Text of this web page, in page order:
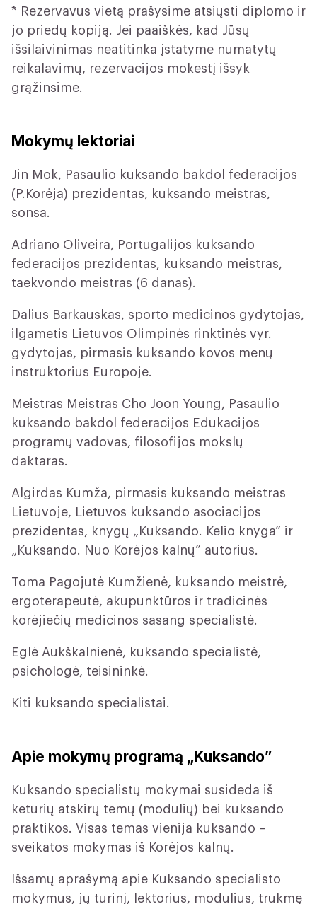
* Rezervavus vietą prašysime atsiųsti diplomo ir
jo priedų kopiją. Jei paaiškės, kad Jūsų
išsilaivinimas neatitinka įstatyme numatytų
reikalavimų, rezervacijos mokestį išsyk
grąžinsime.
Mokymų lektoriai
Jin Mok, Pasaulio kuksando bakdol federacijos
(P.Korėja) prezidentas, kuksando meistras,
sonsa.
Adriano Oliveira, Portugalijos kuksando
federacijos prezidentas, kuksando meistras,
taekvondo meistras (6 danas).
Dalius Barkauskas, sporto medicinos gydytojas,
ilgametis Lietuvos Olimpinės rinktinės vyr.
gydytojas, pirmasis kuksando kovos menų
instruktorius Europoje.
Meistras Meistras Cho Joon Young, Pasaulio
kuksando bakdol federacijos Edukacijos
programų vadovas, filosofijos mokslų
daktaras.
Algirdas Kumža, pirmasis kuksando meistras
Lietuvoje, Lietuvos kuksando asociacijos
prezidentas, knygų „Kuksando. Kelio knyga” ir
„Kuksando. Nuo Korėjos kalnų” autorius.
Toma Pagojutė Kumžienė, kuksando meistrė,
ergoterapeutė, akupunktūros ir tradicinės
korėjiečių medicinos sasang specialistė.
Eglė Aukškalnienė, kuksando specialistė,
psichologė, teisininkė.
Kiti kuksando specialistai.
Apie mokymų programą „Kuksando”
Kuksando specialistų mokymai susideda iš
keturių atskirų temų (modulių) bei kuksando
praktikos. Visas temas vienija kuksando –
sveikatos mokymas iš Korėjos kalnų.
Išsamų aprašymą apie Kuksando specialisto
mokymus, jų turinį, lektorius, modulius, trukmę